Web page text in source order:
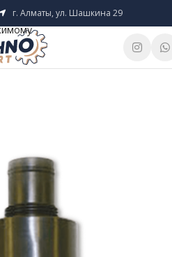
г. Алматы, ул. Шашкина 29